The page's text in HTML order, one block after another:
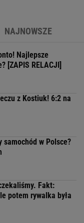
NAJNOWSZE
Najlepsze
[ZAPIS RELACJI]
z Kostiuk! 6:2 na
w Polsce?
Fakt:
potem rywalka była